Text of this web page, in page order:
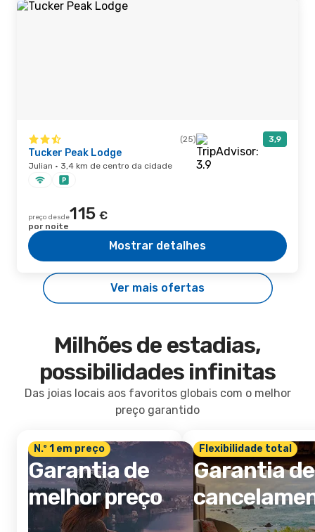
(25) 3,9
Tucker Peak Lodge
Julian · 3,4 km de centro da cidade
preço desde115 €
por noite
Mostrar detalhes
Ver mais ofertas
Milhões de estadias,
possibilidades infinitas
Das joias locais aos favoritos globais com o melhor
preço garantido
N.º 1 em preço
Garantia de
melhor preço
Flexibilidade total
Garantia de